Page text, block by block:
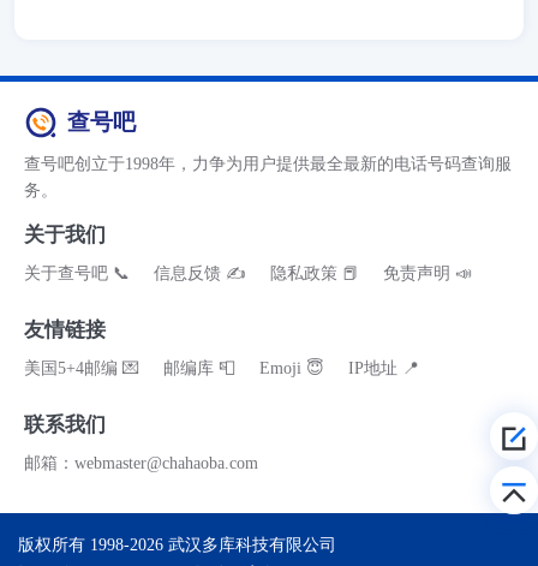
查号吧
查号吧创立于1998年，力争为用户提供最全最新的电话号码查询服
务。
关于我们
关于查号吧 📞 信息反馈 ✍ 隐私政策 📕 免责声明 📣
友情链接
美国5+4邮编 💌 邮编库 📮 Emoji 😇 IP地址 📍
联系我们
邮箱：webmaster@chahaoba.com
版权所有 1998-2026 武汉多库科技有限公司